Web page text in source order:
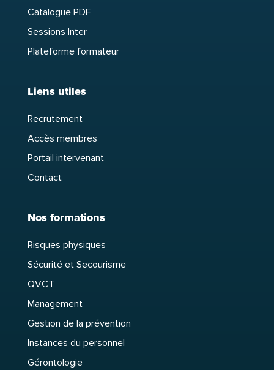
Catalogue PDF
Sessions Inter
Plateforme formateur
Liens utiles
Recrutement
Accès membres
Portail intervenant
Contact
Nos formations
Risques physiques
Sécurité et Secourisme
QVCT
Management
Gestion de la prévention
Instances du personnel
Gérontologie